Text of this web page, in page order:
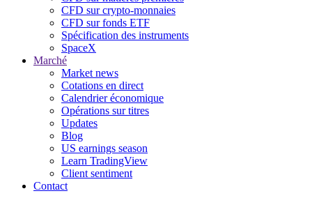
CFD sur crypto-monnaies
CFD sur fonds ETF
Spécification des instruments
SpaceX
Marché
Market news
Cotations en direct
Calendrier économique
Opérations sur titres
Updates
Blog
US earnings season
Learn TradingView
Client sentiment
Contact